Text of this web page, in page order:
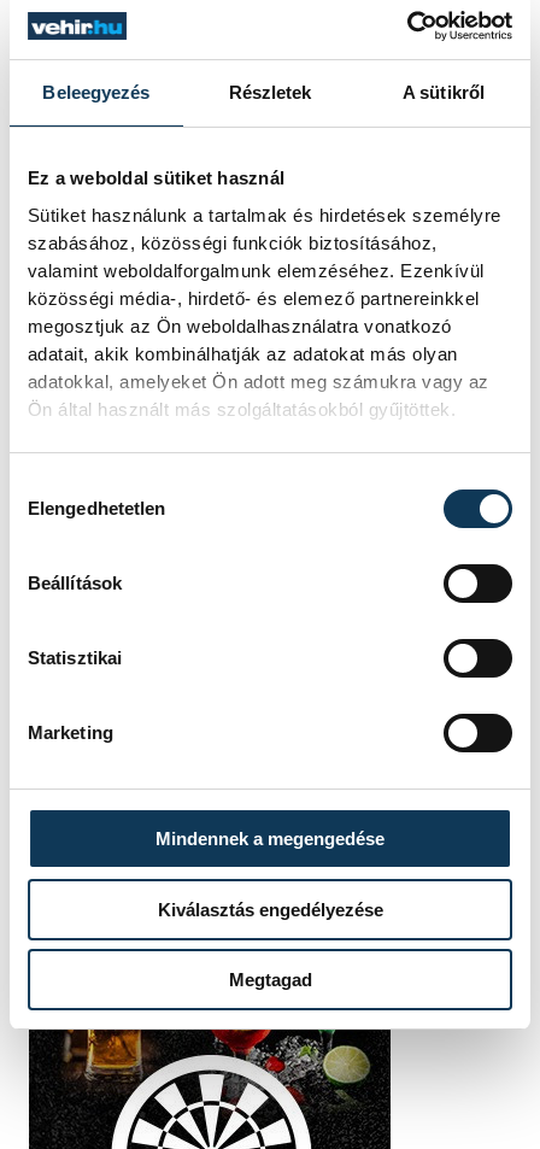
Beleegyezés Részletek A sütikről
Ez a weboldal sütiket használ
Sütiket használunk a tartalmak és hirdetések személyre
szabásához, közösségi funkciók biztosításához,
valamint weboldalforgalmunk elemzéséhez. Ezenkívül
közösségi média-, hirdető- és elemező partnereinkkel
megosztjuk az Ön weboldalhasználatra vonatkozó
adatait, akik kombinálhatják az adatokat más olyan
adatokkal, amelyeket Ön adott meg számukra vagy az
Ön által használt más szolgáltatásokból gyűjtöttek.
Elengedhetetlen
Beállítások
Statisztikai
Marketing
Mindennek a megengedése
Kiválasztás engedélyezése
Megtagad
közélet egészség
jótékonyság
SZERZŐ
vehir.hu